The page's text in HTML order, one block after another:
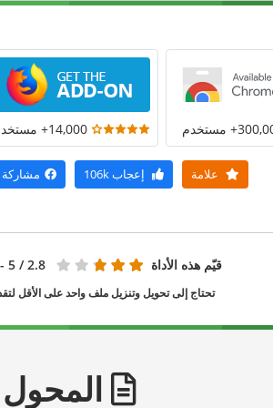
مستخدم 14,000+ مستخدم
علامة إعجاب مشاركة
قيّم هذه الأداة 2.8 / 5 - 34 تصويتات
تحتاج إلى تحويل وتنزيل ملف واحد على الأقل
المحول